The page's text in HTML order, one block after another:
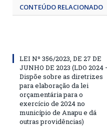
CONTEÚDO RELACIONADO
LEI Nº 356/2023, DE 27 DE
JUNHO DE 2023 (LDO 2024
Dispõe sobre as diretrizes
para elaboração da lei
orçamentária para o
exercício de 2024 no
município de Anapu e dá
outras providências)